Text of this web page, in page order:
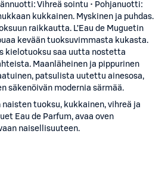
Vihreä sointu • Pohjanuotti:
kukkainen. Myskinen ja puhdas.
raikkautta. L’Eau de Muguetin
kevään tuoksuvimmasta kukasta.
kielotuoksu saa uutta nostetta
Maanläheinen ja pippurinen
patsulista uutettu ainesosa,
säkenöivän modernia särmää.
tuoksu, kukkainen, vihreä ja
Eau de Parfum, avaa oven
naisellisuuteen.